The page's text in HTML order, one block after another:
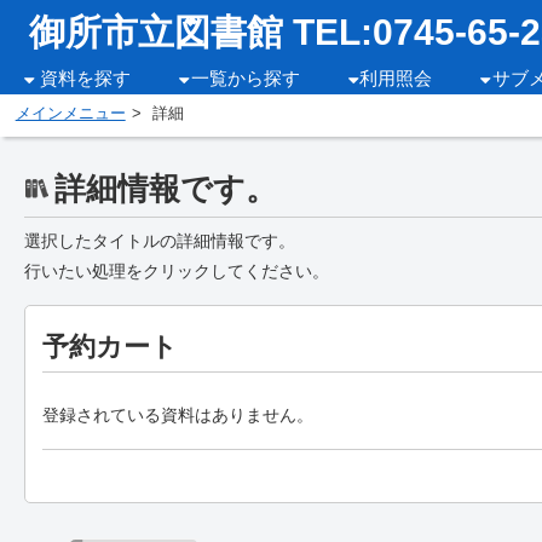
御所市立図書館 TEL:0745-65-
資料を探す 一覧から探す 利用照会 サブ
メインメニュー 詳細
詳細情報です。
選択したタイトルの詳細情報です。
行いたい処理をクリックしてください。
予約カート
登録されている資料はありません。